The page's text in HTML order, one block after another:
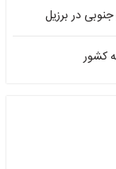
در برزیل